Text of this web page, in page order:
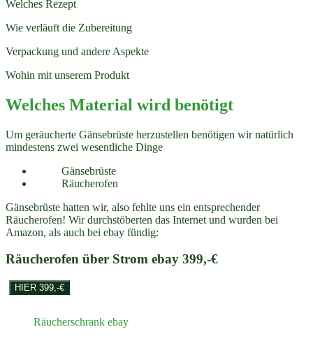
Welches Rezept
Wie verläuft die Zubereitung
Verpackung und andere Aspekte
Wohin mit unserem Produkt
Welches Material wird benötigt
Um geräucherte Gänsebrüste herzustellen benötigen wir natürlich
mindestens zwei wesentliche Dinge
Gänsebrüste
Räucherofen
Gänsebrüste hatten wir, also fehlte uns ein entsprechender
Räucherofen! Wir durchstöberten das Internet und wurden bei
Amazon, als auch bei ebay fündig:
Räucherofen über Strom ebay 399,-€
HIER 399,-€
Räucherschrank ebay